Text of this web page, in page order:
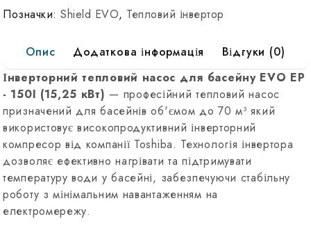
до
м³
Инверторные
тепловые
насосы
для
бассейна
Позначки: Shield EVO, Тепловий інвертор
Опис Додаткова інформація
Відгуки (0)
Інверторний тепловий насос для басейну EVO EP
- 150I (15,25 кВт) — професійний тепловий насос
призначений для басейнів об'ємом до 70 м³ який
використовує високопродуктивний інверторний
компресор від компанії Toshiba. Технологія інвертора
дозволяє ефективно нагрівати та підтримувати
температуру води у басейні, забезпечуючи стабільну
роботу з мінімальним навантаженням на
електромережу.